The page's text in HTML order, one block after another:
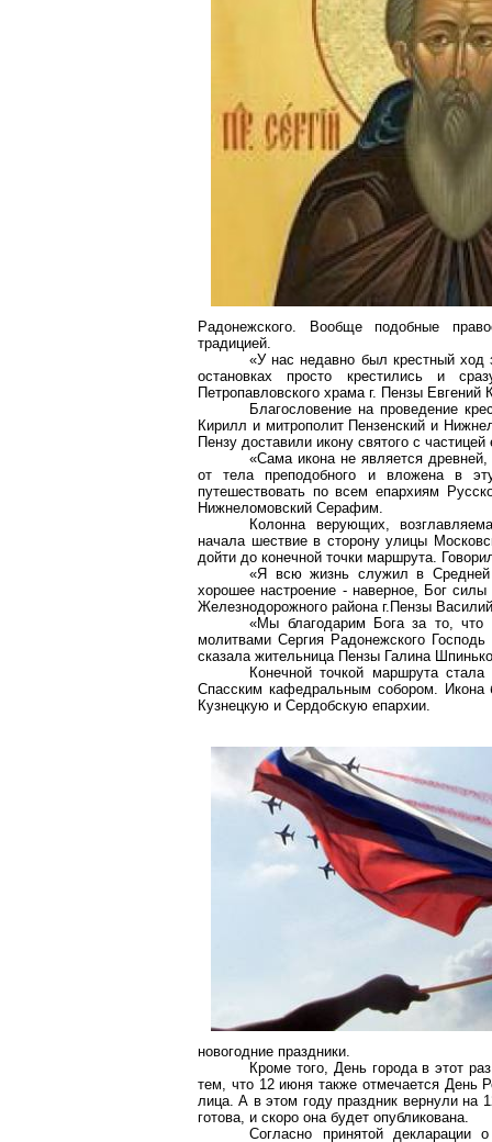
Радонежского. Вообще подобные
традицией.
«У нас недавно был крестный
остановках просто крестились и
Петропавловского храма г. Пензы Евгений
Благословение на проведение
Кирилл и митрополит Пензенский и
Пензу доставили икону святого с
«Сама икона не является
от тела преподобного и вложена в
путешествовать по всем епархиям
Нижнеломовский Серафим.
Колонна верующих,
начала шествие в сторону улицы
дойти до конечной точки маршрута.
«Я всю жизнь служил в
хорошее настроение - наверное, Бог
Железнодорожного района г.Пензы
«Мы благодарим Бога за то, что
молитвами Сергия Радонежского
сказала жительница Пензы Галина
Конечной точкой маршрута
Спасским кафедральным собором. Икона
Кузнецкую и Сердобскую епархии.
новогодние праздники.
Кроме того, День города в этот
тем, что 12 июня также отмечается День
лица. А в этом году праздник вернули
готова, и скоро она будет опубликована.
Согласно принятой декларации